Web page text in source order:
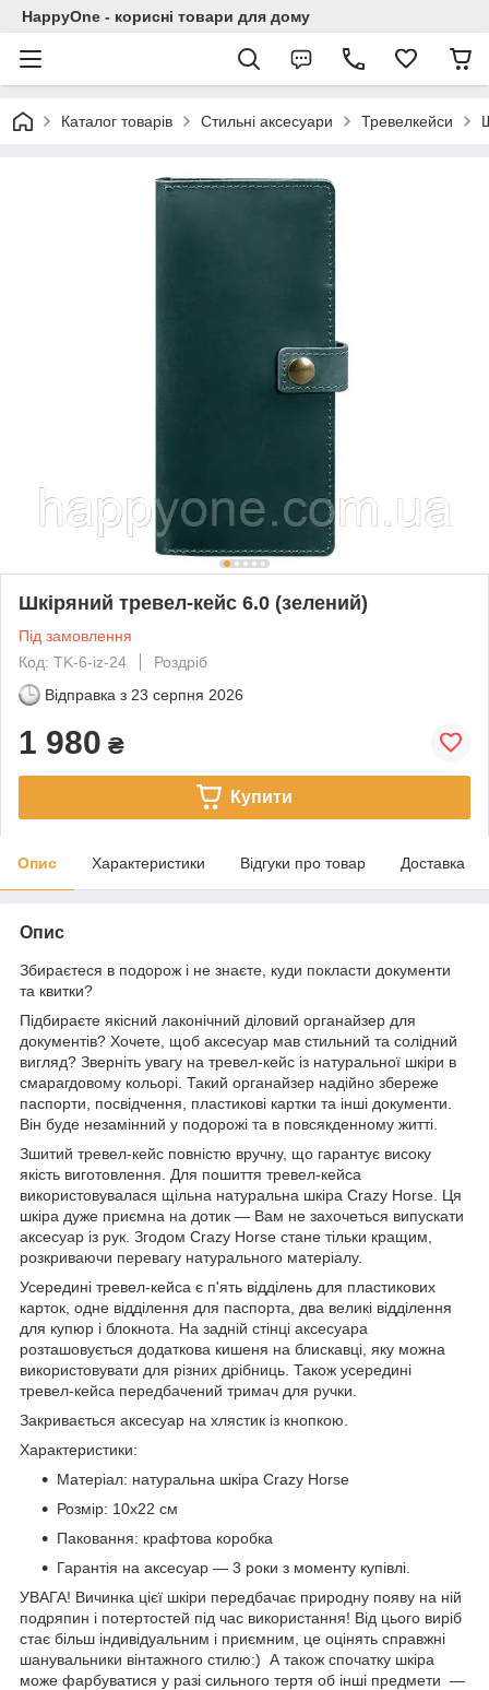
HappyOne - корисні товари для дому
Каталог товарів Стильні аксесуари Тревелкейси
Шкіряний тревел-кейс 6.0 (зелений)
Під замовлення
Код: TK-6-iz-24
Роздріб
Відправка з 23 серпня 2026
1 980 ₴
Купити
Опис Характеристики Відгуки про товар Доставка
Опис
Збираєтеся в подорож і не знаєте, куди покласти документи
та квитки?
Підбираєте якісний лаконічний діловий органайзер для
документів? Хочете, щоб аксесуар мав стильний та солідний
вигляд? Зверніть увагу на тревел-кейс із натуральної шкіри в
смарагдовому кольорі. Такий органайзер надійно збереже
паспорти, посвідчення, пластикові картки та інші документи.
Він буде незамінний у подорожі та в повсякденному житті.
Зшитий тревел-кейс повністю вручну, що гарантує високу
якість виготовлення. Для пошиття тревел-кейса
використовувалася щільна натуральна шкіра Crazy Horse. Ця
шкіра дуже приємна на дотик — Вам не захочеться випускати
аксесуар із рук. Згодом Crazy Horse стане тільки кращим,
розкриваючи перевагу натурального матеріалу.
Усередині тревел-кейса є п'ять відділень для пластикових
карток, одне відділення для паспорта, два великі відділення
для купюр і блокнота. На задній стінці аксесуара
розташовується додаткова кишеня на блискавці, яку можна
використовувати для різних дрібниць. Також усередині
тревел-кейса передбачений тримач для ручки.
Закривається аксесуар на хлястик із кнопкою.
Характеристики:
Матеріал: натуральна шкіра Crazy Horse
Розмір: 10х22 см
Паковання: крафтова коробка
Гарантія на аксесуар — 3 роки з моменту купівлі.
УВАГА! Вичинка цієї шкіри передбачає природну появу на ній
подряпин і потертостей під час використання! Від цього виріб
стає більш індивідуальним і приємним, це оцінять справжні
шанувальники вінтажного стилю:) А також спочатку шкіра
може фарбуватися у разі сильного тертя об інші предмети —